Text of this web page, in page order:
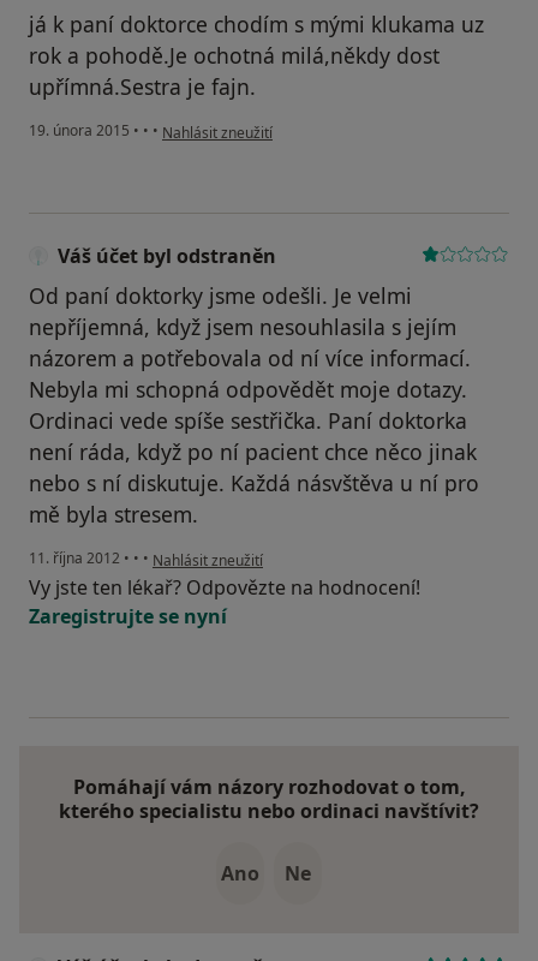
já k paní doktorce chodím s mými klukama uz
rok a pohodě.Je ochotná milá,někdy dost
upřímná.Sestra je fajn.
19. února 2015 • • • podle názoru uživatele Váš účet byl odstraněn
Nahlásit zneužití
Váš účet byl odstraněn
Od paní doktorky jsme odešli. Je velmi
nepříjemná, když jsem nesouhlasila s jejím
názorem a potřebovala od ní více informací.
Nebyla mi schopná odpovědět moje dotazy.
Ordinaci vede spíše sestřička. Paní doktorka
není ráda, když po ní pacient chce něco jinak
nebo s ní diskutuje. Každá násvštěva u ní pro
mě byla stresem.
11. října 2012 • • • podle názoru uživatele Váš účet byl odstraněn
Nahlásit zneužití
Vy jste ten lékař? Odpovězte na hodnocení!
Zaregistrujte se nyní
Pomáhají vám názory rozhodovat o tom,
kterého specialistu nebo ordinaci navštívit?
Ano Ne